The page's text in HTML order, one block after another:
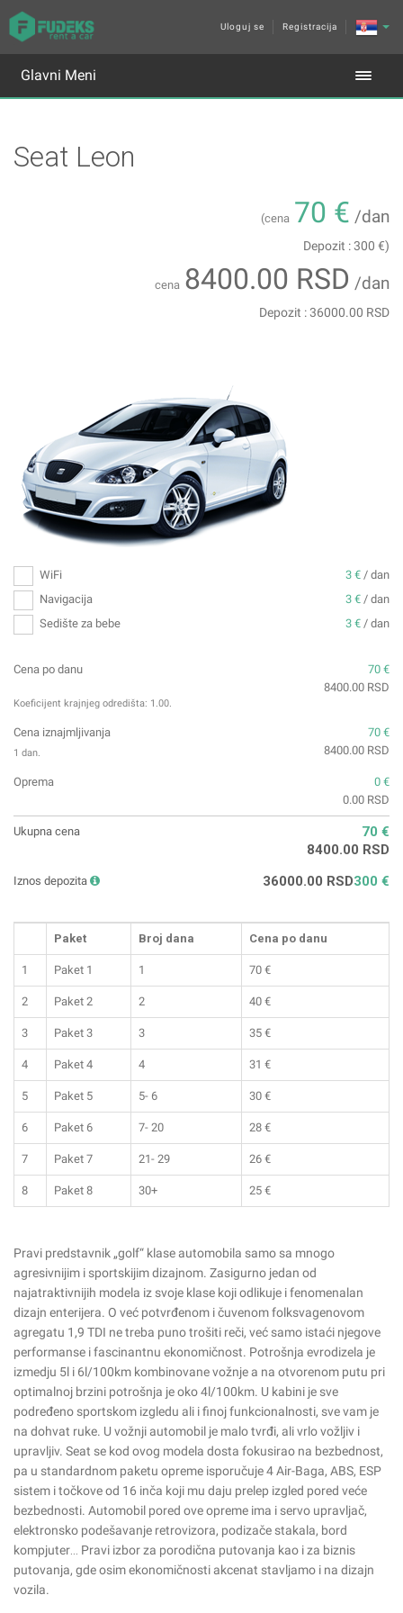
Uloguj se Registracija
Glavni Meni
Seat Leon
(cena 70 € /dan
Depozit : 300 €)
cena 8400.00 RSD /dan
Depozit : 36000.00 RSD
WiFi 3 € / dan
Navigacija
3 € / dan
Sedište za bebe
3 € / dan
Cena po danu
70 €
8400.00 RSD
Koeficijent krajnjeg odredišta: 1.00.
Cena iznajmljivanja
70 €
8400.00 RSD
1 dan.
Oprema
0 €
0.00 RSD
Ukupna cena
70 €
8400.00 RSD
Iznos depozita 300 €
36000.00 RSD
Paket Broj dana Cena po danu
1 Paket 1 1 70 €
2 Paket 2 2 40 €
3 Paket 3 3 35 €
4 Paket 4 4 31 €
5 Paket 5 5- 6 30 €
6 Paket 6 7- 20 28 €
7 Paket 7 21- 29 26 €
8 Paket 8 30+ 25 €
Pravi predstavnik „golf“ klase automobila samo sa mnogo
agresivnijim i sportskijim dizajnom. Zasigurno jedan od
najatraktivnijih modela iz svoje klase koji odlikuje i fenomenalan
dizajn enterijera. O već potvrđenom i čuvenom folksvagenovom
agregatu 1,9 TDI ne treba puno trošiti reči, već samo istaći njegove
performanse i fascinantnu ekonomičnost. Potrošnja evrodizela je
izmedju 5l i 6l/100km kombinovane vožnje a na otvorenom putu pri
optimalnoj brzini potrošnja je oko 4l/100km. U kabini je sve
podređeno sportskom izgledu ali i finoj funkcionalnosti, sve vam je
na dohvat ruke. U vožnji automobil je malo tvrđi, ali vrlo vožljiv i
upravljiv. Seat se kod ovog modela dosta fokusirao na bezbednost,
pa u standardnom paketu opreme isporučuje 4 Air-Baga, ABS, ESP
sistem i točkove od 16 inča koji mu daju prelep izgled pored veće
bezbednosti. Automobil pored ove opreme ima i servo upravljač,
elektronsko podešavanje retrovizora, podizače stakala, bord
kompjuter… Pravi izbor za porodična putovanja kao i za biznis
putovanja, gde osim ekonomičnosti akcenat stavljamo i na dizajn
vozila.